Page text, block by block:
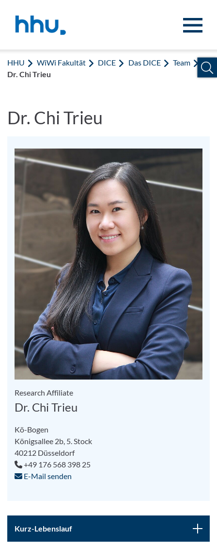
HHU WiWi Fakultät DICE Das DICE
Team
Dr. Chi Trieu
Dr. Chi Trieu
Research Affiliate
Dr. Chi Trieu
Kö-Bogen
Königsallee 2b, 5. Stock
40212 Düsseldorf
+49 176 568 398 25
E-Mail senden
Kurz-Lebenslauf